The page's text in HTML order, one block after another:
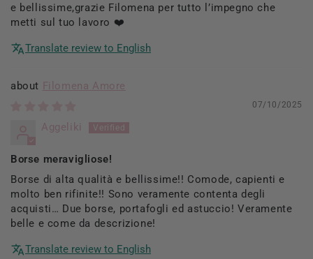
e bellissime,grazie Filomena per tutto l’impegno che
metti sul tuo lavoro ❤️
Translate review to English
Filomena Amore
07/10/2025
Aggeliki
Borse meravigliose!
Borse di alta qualità e bellissime!! Comode, capienti e
molto ben rifinite!! Sono veramente contenta degli
acquisti… Due borse, portafogli ed astuccio! Veramente
belle e come da descrizione!
Translate review to English